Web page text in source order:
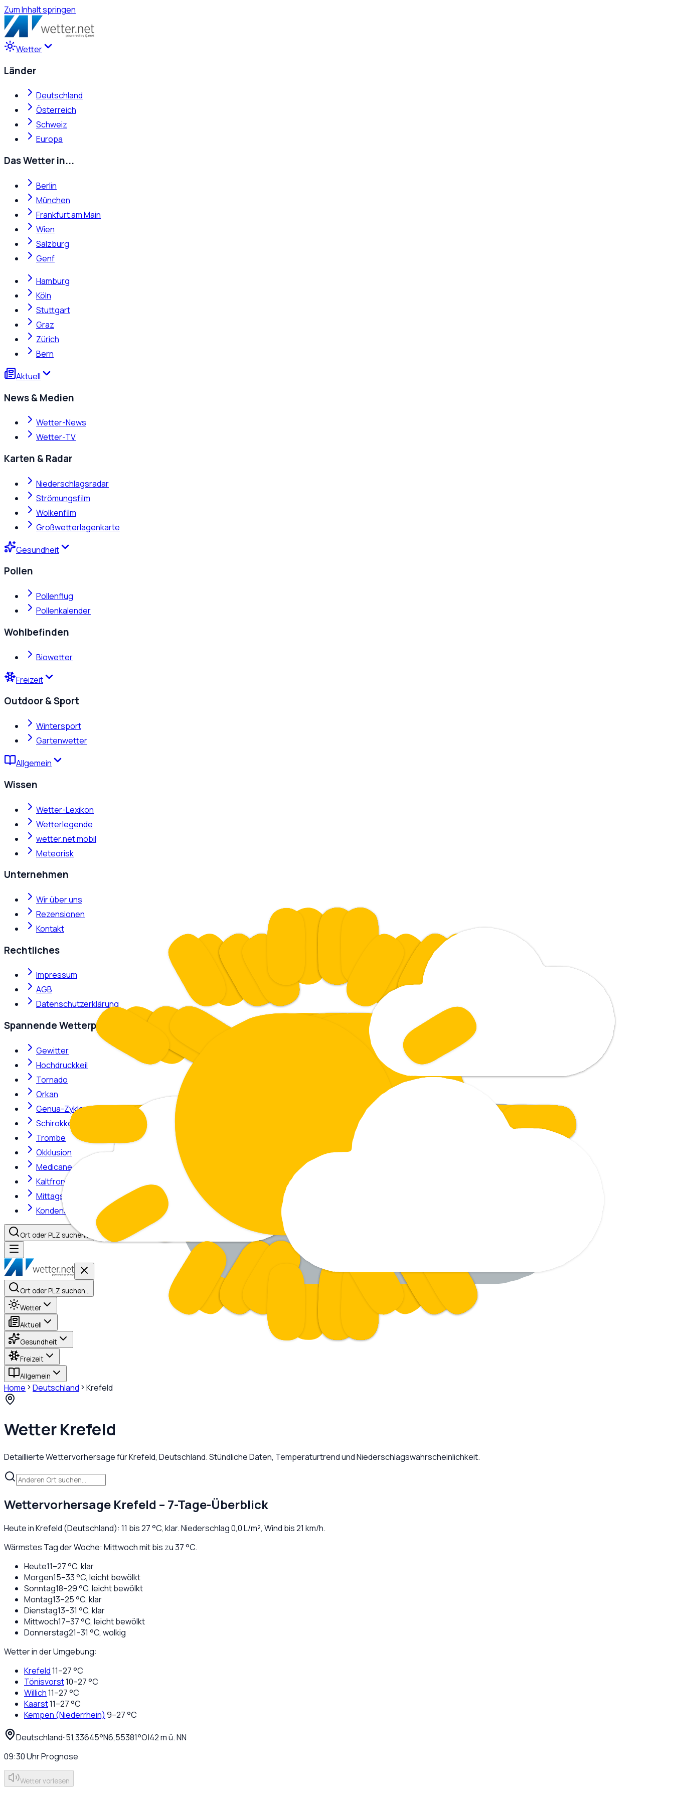
Zum Inhalt springen
Wetter
Länder
Deutschland
Österreich
Schweiz
Europa
Das Wetter in...
Berlin
München
Frankfurt am Main
Wien
Salzburg
Genf
Hamburg
Köln
Stuttgart
Graz
Zürich
Bern
Aktuell
News & Medien
Wetter-News
Wetter-TV
Karten & Radar
Niederschlagsradar
Strömungsfilm
Wolkenfilm
Großwetterlagenkarte
Gesundheit
Pollen
Pollenflug
Pollenkalender
Wohlbefinden
Biowetter
Freizeit
Outdoor & Sport
Wintersport
Gartenwetter
Allgemein
Wissen
Wetter-Lexikon
Wetterlegende
wetter.net mobil
Meteorisk
Unternehmen
Wir über uns
Rezensionen
Kontakt
Rechtliches
Impressum
AGB
Datenschutzerklärung
Spannende Wetterphänomene
Gewitter
Hochdruckkeil
Tornado
Orkan
Genua-Zyklone
Schirokko
Trombe
Okklusion
Medicane
Kaltfront
Mittagshitze
Kondensstreifen
Ort oder PLZ suchen…
Ort oder PLZ suchen…
Wetter
Aktuell
Gesundheit
Freizeit
Allgemein
Home Deutschland Krefeld
WetterKrefeld
Detaillierte Wettervorhersage fürKrefeld, Deutschland. Stündliche Daten, Temperaturtrend und Niederschlagswahrscheinlichkeit.
Wettervorhersage Krefeld – 7-Tage-Überblick
Heute inKrefeld (Deutschland): 11 bis27°C, klar. Niederschlag0,0L/m², Wind bis21 km/h.
Wärmstes Tag der Woche: Mittwoch mit bis zu 37 °C.
Heute11–27°C, klar
Morgen15–33°C, leicht bewölkt
Sonntag18–29°C, leicht bewölkt
Montag13–25°C, klar
Dienstag13–31 °C, klar
Mittwoch17–37°C, leicht bewölkt
Donnerstag21–31 °C, wolkig
Wetter in der Umgebung:
Krefeld11–27°C
Tönisvorst10–27°C
Willich11–27°C
Kaarst11–27°C
Kempen (Niederrhein) 9–27°C
Deutschland··51,33645°N6,55381°O|42m ü. NN
09:30UhrPrognose
Wetter vorlesen